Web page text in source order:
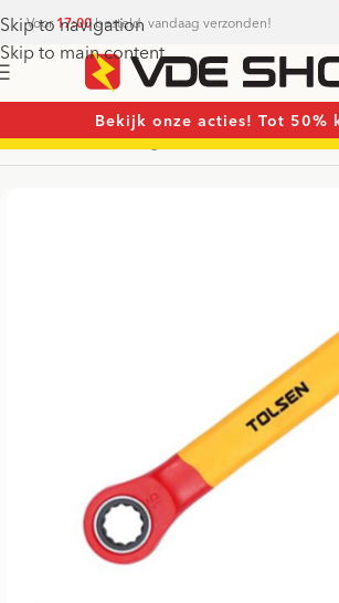
Skip to navigation
Skip to main content
Voor 17:00besteld, vandaag verzonden!
Bekijk onze acties! Tot 50%
Home/Sleutels/Ringsleutels